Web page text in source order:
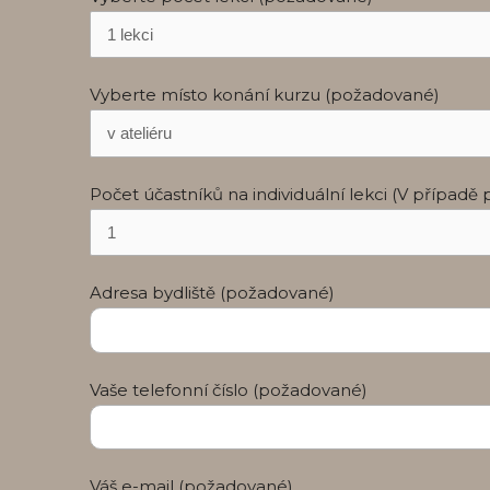
Vyberte místo konání kurzu (požadované)
Počet účastníků na individuální lekci (V
Adresa bydliště (požadované)
Vaše telefonní číslo (požadované)